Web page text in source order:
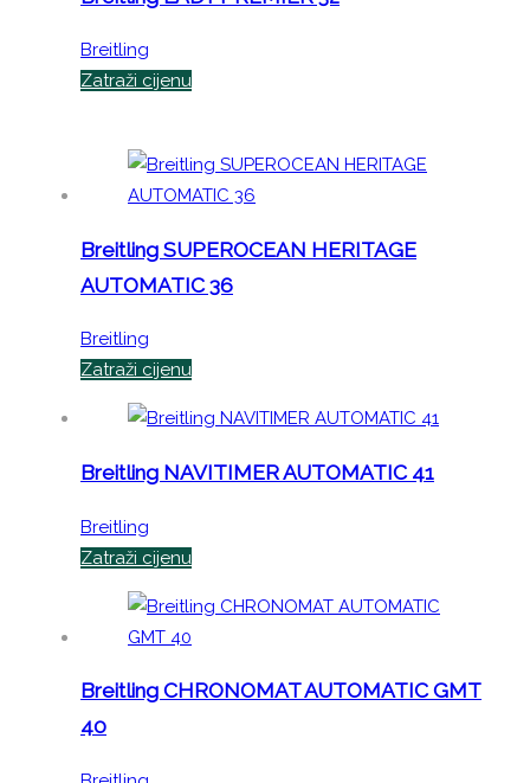
Breitling
Zatraži cijenu
Breitling SUPEROCEAN HERITAGE
AUTOMATIC 36
Breitling
Zatraži cijenu
Breitling NAVITIMER AUTOMATIC 41
Breitling
Zatraži cijenu
Breitling CHRONOMAT AUTOMATIC GMT
40